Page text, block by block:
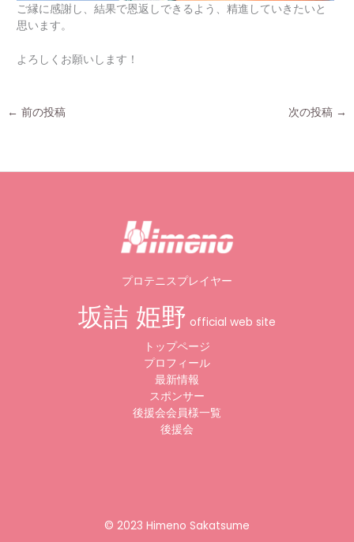
ご縁に感謝し、結果で恩返しできるよう、精進していきたいと
思います。
よろしくお願いします！
← 前の投稿 次の投稿 →
プロテニスプレイヤー
坂詰 姫野 official web site
トップページ
プロフィール
最新情報
スポンサー
後援会会員様一覧
後援会
©︎ 2023 Himeno Sakatsume